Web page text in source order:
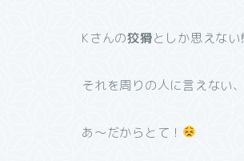
Kさんの狡猾としか思えな
それを周りの人に言えない
あ〜だからとて！